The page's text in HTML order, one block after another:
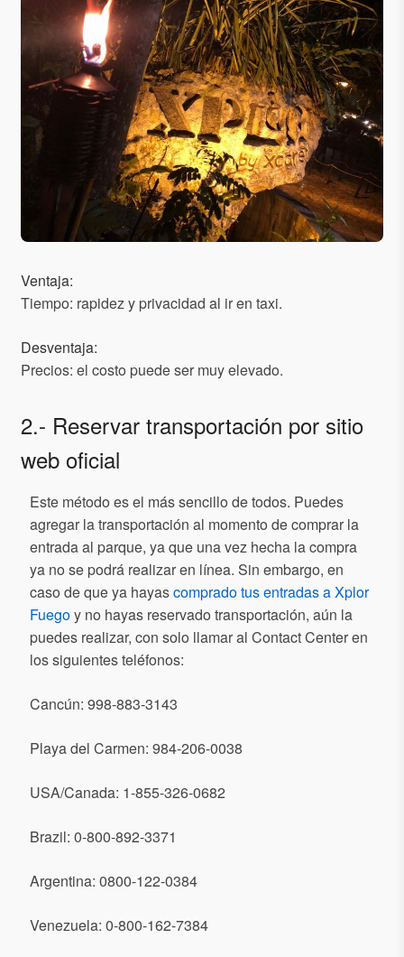
Ventaja:
Tiempo: rapidez y privacidad al ir en taxi.
Desventaja:
Precios: el costo puede ser muy elevado.
2.- Reservar transportación por sitio
web oficial
Este método es el más sencillo de todos. Puedes
agregar la transportación al momento de comprar la
entrada al parque, ya que una vez hecha la compra
ya no se podrá realizar en línea. Sin embargo, en
caso de que ya hayascomprado tus entradas a Xplor
Fuegoy no hayas reservado transportación, aún la
puedes realizar, con solo llamar al Contact Center en
los siguientes teléfonos:
Cancún: 998-883-3143
Playa del Carmen: 984-206-0038
USA/Canada: 1-855-326-0682
Brazil: 0-800-892-3371
Argentina: 0800-122-0384
Venezuela: 0-800-162-7384